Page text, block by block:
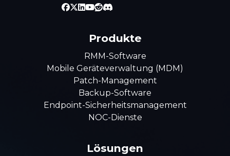
Produkte
RMM-Software
Mobile Geräteverwaltung (MDM)
Patch-Management
Backup-Software
Endpoint-Sicherheitsmanagement
NOC-Dienste
Lösungen